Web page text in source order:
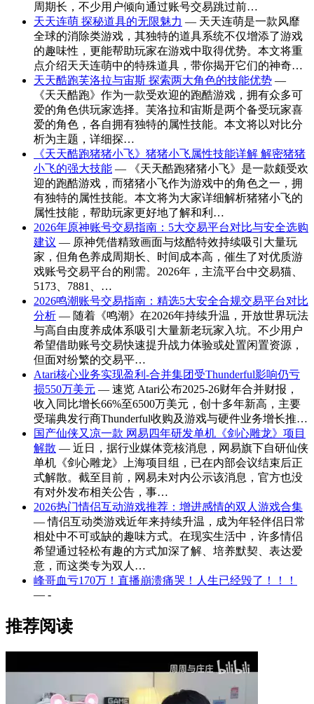
周期长，不少用户倾向通过账号交易跳过前…
天天连萌 探秘道具的无限魅力 — 天天连萌是一款风靡
全球的消除类游戏，其独特的道具系统不仅增添了游戏
的趣味性，更能帮助玩家在游戏中取得优势。本文将重
点介绍天天连萌中的特殊道具，带你揭开它们的神奇…
天天酷跑芙洛拉与宙斯 探索两大角色的技能优势 —
《天天酷跑》作为一款受欢迎的跑酷游戏，拥有众多可
爱的角色供玩家选择。芙洛拉和宙斯是两个备受玩家喜
爱的角色，各自拥有独特的属性技能。本文将以对比分
析为主题，详细探…
《天天酷跑猪猪小飞》猪猪小飞属性技能详解 解密猪猪
小飞的强大技能 — 《天天酷跑猪猪小飞》是一款颇受欢
迎的跑酷游戏，而猪猪小飞作为游戏中的角色之一，拥
有独特的属性技能。本文将为大家详细解析猪猪小飞的
属性技能，帮助玩家更好地了解和利…
2026年原神账号交易指南：5大交易平台对比与安全选购
建议 — 原神凭借精致画面与炫酷特效持续吸引大量玩
家，但角色养成周期长、时间成本高，催生了对优质游
戏账号交易平台的刚需。2026年，主流平台中交易猫、
5173、7881、…
2026鸣潮账号交易指南：精选5大安全合规交易平台对比
分析 — 随着《鸣潮》在2026年持续升温，开放世界玩法
与高自由度养成体系吸引大量新老玩家入坑。不少用户
希望借助账号交易快速提升战力体验或处置闲置资源，
但面对纷繁的交易平…
Atari核心业务实现盈利-合并集团受Thunderful影响仍亏
损550万美元 — 速览 Atari公布2025-26财年合并财报，
收入同比增长66%至6500万美元，创十多年新高，主要
受瑞典发行商Thunderful收购及游戏与硬件业务增长推…
国产仙侠又凉一款 网易四年研发单机《剑心雕龙》项目
解散 — 近日，据行业媒体竞核消息，网易旗下自研仙侠
单机《剑心雕龙》上海项目组，已在内部会议结束后正
式解散。截至目前，网易未对内公示该消息，官方也没
有对外发布相关公告，事…
2026热门情侣互动游戏推荐：增进感情的双人游戏合集
— 情侣互动类游戏近年来持续升温，成为年轻伴侣日常
相处中不可或缺的趣味方式。在现实生活中，许多情侣
希望通过轻松有趣的方式加深了解、培养默契、表达爱
意，而这类专为双人…
峰哥血亏170万！直播崩溃痛哭！人生已经毁了！！！
— -
推荐阅读